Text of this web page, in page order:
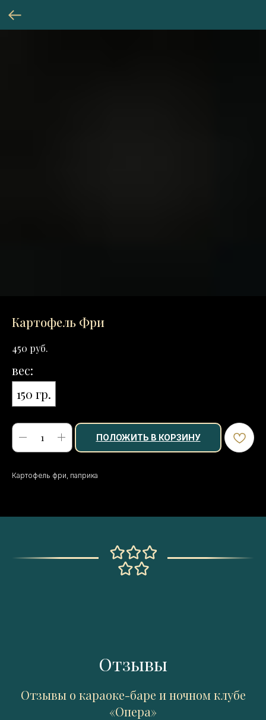
Картофель Фри
450 руб.
вес:
150 гр.
ПОЛОЖИТЬ В КОРЗИНУ
Картофель фри, паприка
Отзывы
Отзывы о караоке-баре и ночном клубе
«Опера»